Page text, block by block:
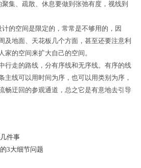
、疏散、休息要做到张弛有度，视线到
空间是限定的，常常是不够用的，因
及地面、天花板几个方面，甚至还要注意利
家的空间来扩大自己的空间。
走的路线，分有序线和无序线。有序的线
主线可以用时间为序，也可以用类别为序，
畅迂回的参观通道，总之它是有意地去引导
件事
3大细节问题